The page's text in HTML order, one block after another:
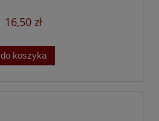
16,50 zł
do koszyka